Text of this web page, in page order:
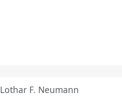
Lothar F. Neumann